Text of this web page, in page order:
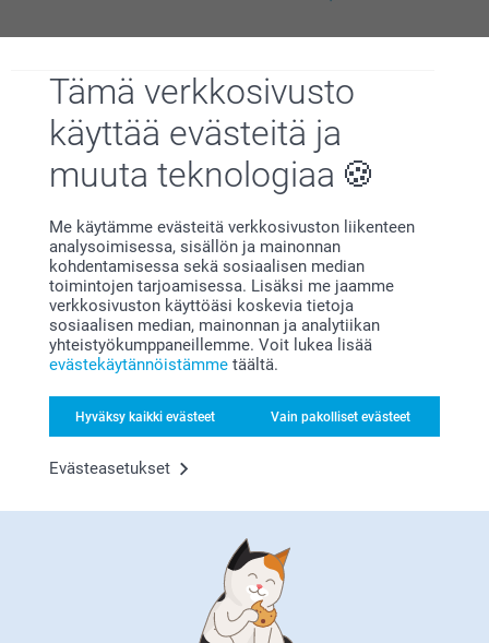
Tämä verkkosivusto
käyttää evästeitä ja
muuta teknologiaa
Me käytämme evästeitä verkkosivuston liikenteen
analysoimisessa, sisällön ja mainonnan
kohdentamisessa sekä sosiaalisen median
toimintojen tarjoamisessa. Lisäksi me jaamme
verkkosivuston käyttöäsi koskevia tietoja
sosiaalisen median, mainonnan ja analytiikan
yhteistyökumppaneillemme. Voit lukea lisää
evästekäytännöistämme täältä.
Hyväksy kaikki evästeet Vain pakolliset evästeet
Evästeasetukset
Hengitä, rentoudu ja käytä
jalkakylpysuolaa
Elämme kaikki aika ajoin hektistä elämää, joten on erittäin
tärkeää myös rentoutua. Rentouttava jalkakylpysuola on
täydellinen tapa nauttia omasta ajasta. Anna lahjaksi
kylpysuolalla täytettyjä purkkeja ja tuubeja
suurempiin peltilaatikoihin. Tuotteita on saatavilla kolmella
eri värillä, joista jokaisella on oma tuoksu.
Vaaleanpunainen kukkaistuoksu, raikkaan sininen ja vihreä
eukalyptuksen tuoksulla. Nauti!
Miksismartphoto?
Tyytyväisyystakuu